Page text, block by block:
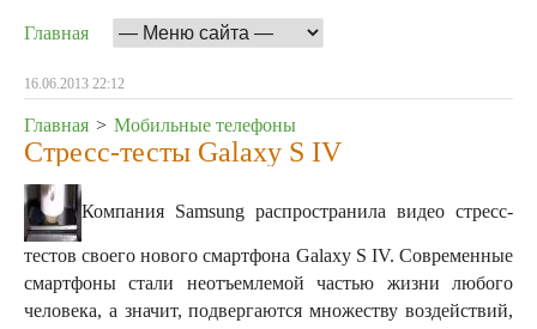
Главная
16.06.2013 22:12
Главная > Мобильные телефоны
Стресс-тесты Galaxy S IV
Компания Samsung распространила видео стресс-
тестов своего нового смартфона Galaxy S IV. Современные
смартфоны стали неотъемлемой частью жизни любого
человека, а значит, подвергаются множеству воздействий,